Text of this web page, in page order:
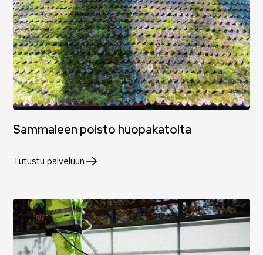
Sammaleen poisto huopakatolta
Tutustu palveluun